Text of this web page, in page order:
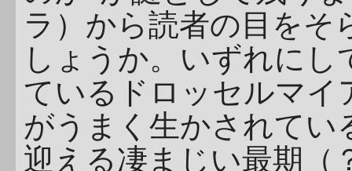
ラ）から読者の目をそ
しょうか。いずれに
ているドロッセルマイ
がうまく生かされてい
迎える凄まじい最期（